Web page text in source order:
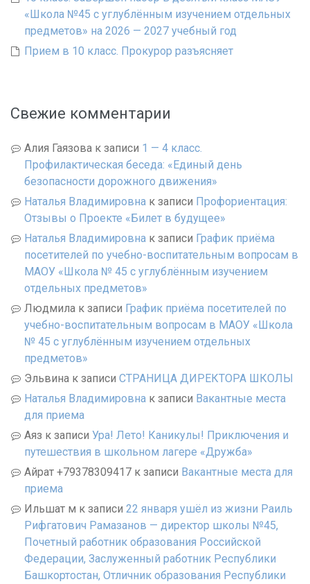
«Школа №45 с углублённым изучением отдельных
предметов» на 2026 — 2027 учебный год
Прием в 10 класс. Прокурор разъясняет
Свежие комментарии
Алия Гаязова к записи 1 — 4 класс.
Профилактическая беседа: «Единый день
безопасности дорожного движения»
Наталья Владимировна к записи Профориентация:
Отзывы о Проекте «Билет в будущее»
Наталья Владимировна к записи График приёма
посетителей по учебно-воспитательным вопросам в
МАОУ «Школа № 45 с углублённым изучением
отдельных предметов»
Людмила к записи График приёма посетителей по
учебно-воспитательным вопросам в МАОУ «Школа
№ 45 с углублённым изучением отдельных
предметов»
Эльвина к записи СТРАНИЦА ДИРЕКТОРА ШКОЛЫ
Наталья Владимировна к записи Вакантные места
для приема
Аяз к записи Ура! Лето! Каникулы! Приключения и
путешествия в школьном лагере «Дружба»
Айрат +79378309417 к записи Вакантные места для
приема
Ильшат м к записи 22 января ушёл из жизни Раиль
Рифгатович Рамазанов — директор школы №45,
Почетный работник образования Российской
Федерации, Заслуженный работник Республики
Башкортостан, Отличник образования Республики